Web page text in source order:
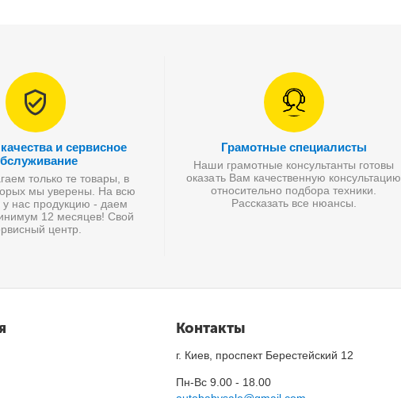
и сервисное
только те товары, в
мы уверены. На всю
у нас продукцию - даем
12 месяцев! Свой
центр.
Грамотные специалисты
Наши грамотные консультанты готовы
оказать Вам качественную консультацию
относительно подбора техники.
Рассказать все нюансы.
Контакты
г. Киев, проспект Берестейский 12
Пн-Вс 9.00 - 18.00